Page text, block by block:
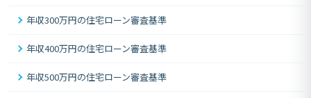
年収300万円の住宅ローン審査基準
年収400万円の住宅ローン審査基準
年収500万円の住宅ローン審査基準